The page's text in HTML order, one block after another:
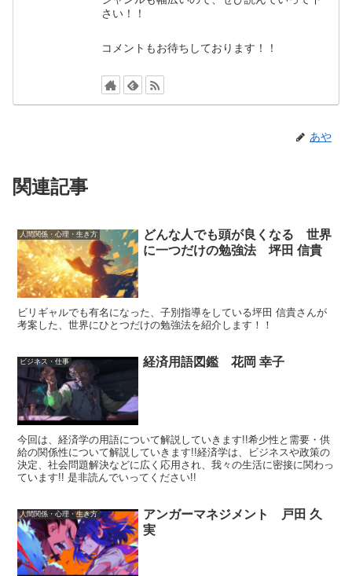
さい！！
コメントもお待ちしております！！
あや
関連記事
人間関係・心理・生き方
どんな人でも頭が良くなる 世界
に一つだけの勉強法 坪田 信貴
ビリギャルでも有名になった、子別指導をしている坪田 信貴さんが
考案した、世界にひとつだけの勉強法を紹介します！！
ビジネス・仕事 経済用語図鑑 花岡 幸子
今回は、経済学の用語について解説していきます!!希少性と需要・供
給の関係性について解説していきます!!経済学は、ビジネスや政策の
決定、社会問題解決などに広く応用され、我々の生活に密接に関わっ
ています!! 是非読んでいってください!!
人間関係・心理・生き方
アンガーマネジメント 戸田 久
実